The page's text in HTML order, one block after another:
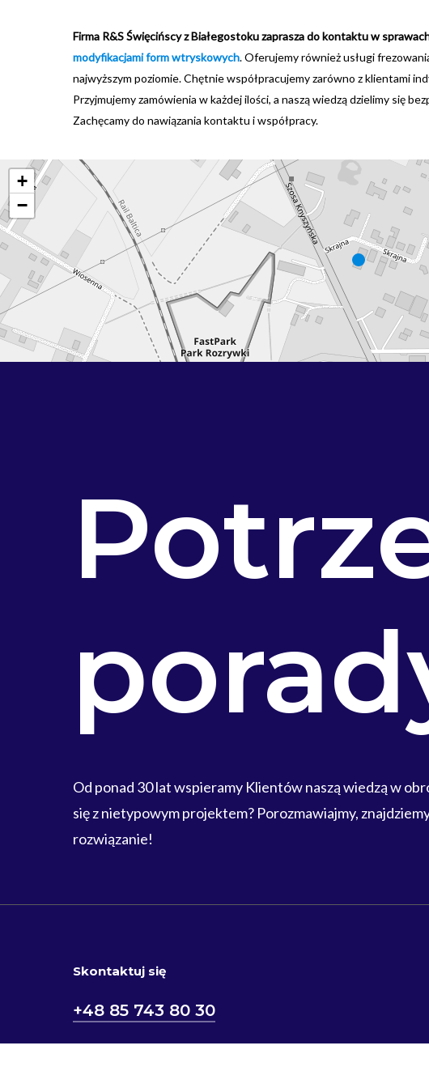
Firma R&S Święcińscy z Białegostoku zaprasza do kontaktu w
modyfikacjami form wtryskowych. Oferujemy również usługi
najwyższym poziomie. Chętnie współpracujemy zarówno z klientami
Przyjmujemy zamówienia w każdej ilości, a naszą wiedzą dzielimy się
Zachęcamy do nawiązania kontaktu i współpracy.
+
−
Od ponad 30 lat wspieramy Klientów naszą wiedzą w
się z nietypowym projektem? Porozmawiajmy,
rozwiązanie!
Skontaktuj się
+48 85 743 80 30